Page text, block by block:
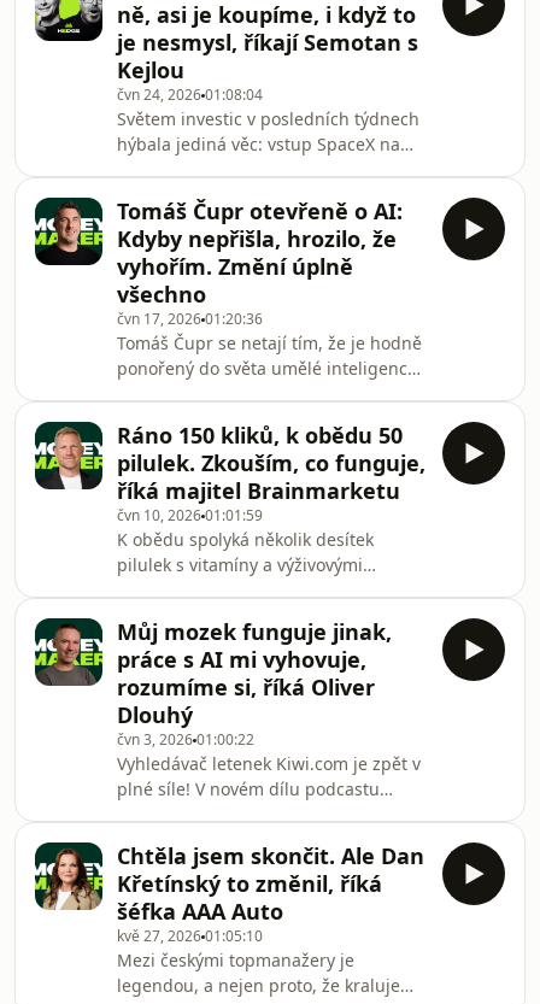
fotbalu. Vždyť tři roky nazpět
nastupoval za druholigový Vyškov a
teď podepsal nový kontrakt s
londýnským Tottenhamem za desítky
milionů korun. Ovšem ještě na
přelomu jara a zimy byl tamtéž na
odpis a pomýšlel na odchod. Jeho
příběh je zk
ně, asi je koupíme, i když to
je nesmysl, říkají Semotan s
Kejlou
čvn 24, 202601:08:04
Světem investic v posledních týdnech
hýbala jediná věc: vstup SpaceX na
vyhnout. Nebo snad ano? „O tom IPO
jsme vůbec neuvažovali. Když se na to
podíváte čistě analytickým mozkem, je
to prostě nesmysl. Teď se ale bude
cena korigovat,“ prohlásil v nové
epizodě podcastu Money Maker
Hedge jeho pravidelný host Filip Kejla
ze společnosti Next Wealth. A Michal
Semotan ze
Tomáš Čupr otevřeně o AI:
Kdyby nepřišla, hrozilo, že
vyhořím. Změní úplně
všechno
čvn 17, 202601:20:36
Tomáš Čupr se netají tím, že je hodně
ponořený do světa umělé inteligence.
AI transformací jiným podnikům
pomáhá. V novém díle podcastu
Money Maker nyní detailně popsal,
jak o AI přemýšlí, jak ji používá, jak ji
zapojuje do svého byznysu i kam
podle něj posune celé lidstvo. V
rozhovoru se dále dozvíte:🟢 V čem
Čupra inspirova
Ráno 150 kliků, k obědu 50
pilulek. Zkouším, co funguje,
říká majitel Brainmarketu
čvn 10, 202601:01:59
K obědu spolyká několik desítek
pilulek s vitamíny a výživovými
probuzení dělá 150 kliků… Jiří Votava
tématem longevity a péče o zdraví
doslova žije. E-shop BrainMarket,
který založil a vlastní, totiž loni poprvé
utržil miliardu a v hrubé ziskovosti
překonal 120 milionů korun. A letos
chce dál růst, expanduje do světa i do
kamenných p
Můj mozek funguje jinak,
práce s AI mi vyhovuje,
rozumíme si, říká Oliver
Dlouhý
čvn 3, 202601:00:22
Vyhledávač letenek Kiwi.com je zpět v
plné síle! V novém dílu podcastu
firmu po náročných letech opět
stabilizoval, proč kompletně změnil
byznys model a jak mu v tom pomáhá
umělá inteligence.V rozhovoru se
dozvíte:🟢 Jak firma dosáhla zisku
EBITDA přes 30 milionů eur a kam
Chtěla jsem skončit. Ale Dan
Křetínský to změnil, říká
šéfka AAA Auto
kvě 27, 202601:05:10
Mezi českými topmanažery je
legendou, a nejen proto, že kraluje